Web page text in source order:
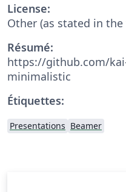
License:
Other (as stated in the
Résumé:
https://github.com/
minimalistic
Étiquettes:
Presentations Beamer